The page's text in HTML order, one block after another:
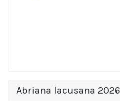
Abriana lacusana 2026